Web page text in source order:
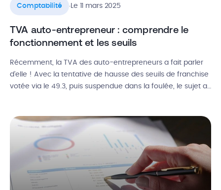
Comptabilité Le 11 mars 2025
TVA auto-entrepreneur : comprendre le
fonctionnement et les seuils
Récemment, la TVA des auto-entrepreneurs a fait parler
d’elle ! Avec la tentative de hausse des seuils de franchise
votée via le 49.3, puis suspendue dans la foulée, le sujet a
partir de quel chiffre d’affaires […]